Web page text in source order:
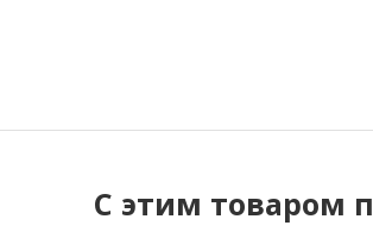
C этим товаром